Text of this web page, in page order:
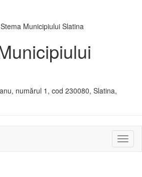
numărul 1, cod 230080, Slatina,
sau